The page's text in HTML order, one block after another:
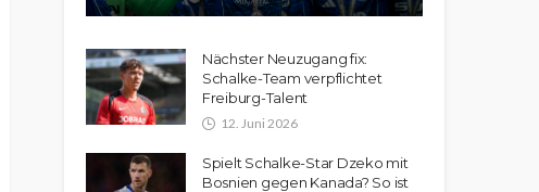
Nächster Neuzugang fix:
Schalke-Team verpflichtet
Freiburg-Talent
12. Juni 2026
Spielt Schalke-Star Dzeko mit
Bosnien gegen Kanada? So ist